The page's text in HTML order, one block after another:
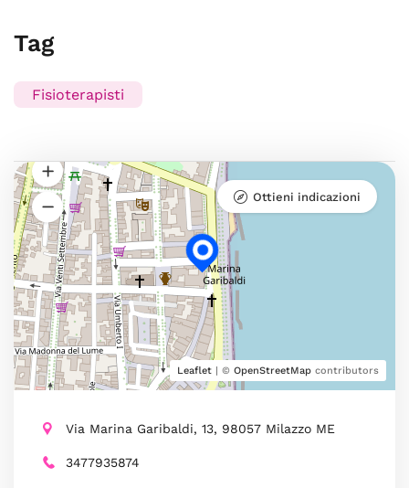
Tag
Fisioterapisti
Leaflet | © OpenStreetMap contributors
Ottieni indicazioni
Via Marina Garibaldi, 13, 98057 Milazzo ME
3477935874